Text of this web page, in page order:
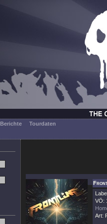
Berichte
Tourdaten
VÖ:
Art: